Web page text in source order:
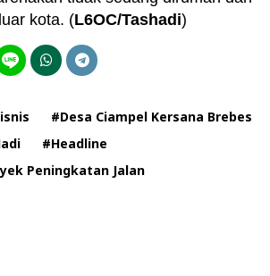
kota. (L6OC/Tashadi)
#Desa Ciampel Kersana Brebes
#Headline
Peningkatan Jalan